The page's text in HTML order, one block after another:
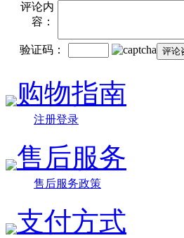
评论内
容：
验证码：
购物指南
注册登录
售后服务
售后服务政策
支付方式